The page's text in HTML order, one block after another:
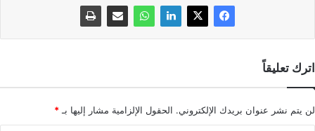
اترك تعليقاً
لن يتم نشر عنوان بريدك الإلكتروني. الحقول الإلزامية مشار إليها بـ*